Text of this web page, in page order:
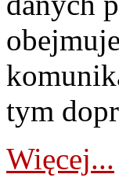
tym
Więcej...